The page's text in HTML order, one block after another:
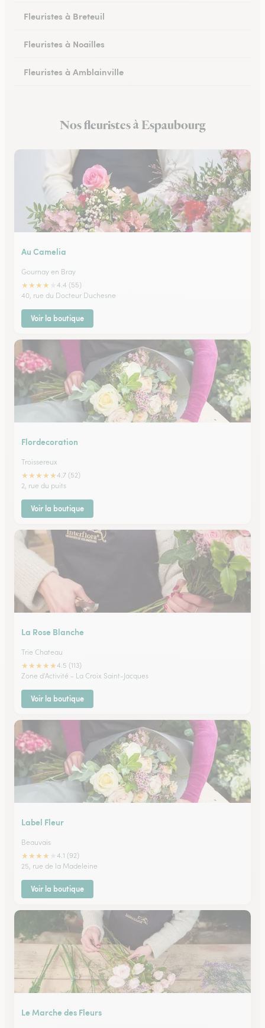
Fleuristes à Breteuil
Fleuristes à Noailles
Fleuristes à Amblainville
Fleuristes à Lierville
Nos fleuristes à Espaubourg
Au Camelia
Gournay en Bray
★★★★
4.4 (55)
40, rue du Docteur Duchesne
Voir la boutique
Flordecoration
Troissereux
★★★★★4.7 (52)
2, rue du puits
Voir la boutique
La Rose Blanche
Trie Chateau
★★★★★4.5 (113)
Zone d'Activité - La Croix Saint-Jacques
Voir la boutique
Label Fleur
Beauvais
★★★★
4.1 (92)
25, rue de la Madeleine
Voir la boutique
Le Marche des Fleurs